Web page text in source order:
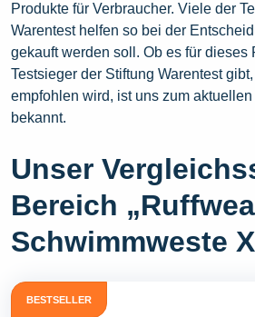
Produkte für Verbraucher. Viele der
Warentest helfen so bei der
gekauft werden soll. Ob es für dieses
Testsieger der Stiftung Warentest
empfohlen wird, ist uns zum
bekannt.
Unser
Bereich
Schwimmweste
BESTSELLER